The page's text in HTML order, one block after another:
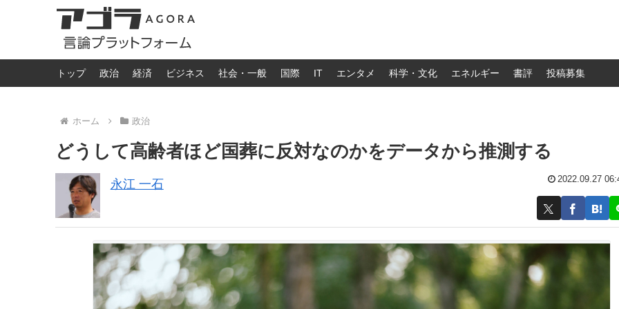
トップ 政治 経済 ビジネス 社会・一般 国際 IT エンタメ 科学・文化 エネルギー 書評 投稿募集
ホーム 政治
どうして高齢者ほど国葬に反対なのかをデータから推測する
永江 一石 2022.09.27